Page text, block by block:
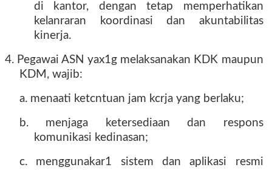
di kantor, dengan tetap memperhatikan
kelanraran koordinasi dan akuntabilitas
kinerja.
4. Pegawai ASN yax1g melaksanakan KDK maupun
KDM, wajib:
a. menaati ketcntuan jam kcrja yang berlaku;
b. menjaga ketersediaan dan respons
komunikasi kedinasan;
c. menggunakar1 sistem dan aplikasi resmi